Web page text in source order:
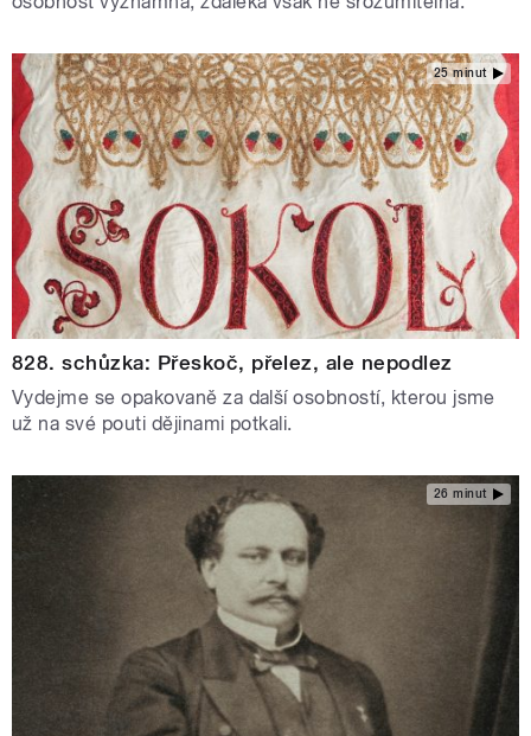
25 minut
828. schůzka: Přeskoč, přelez, ale nepodlez
Vydejme se opakovaně za další osobností, kterou jsme
už na své pouti dějinami potkali.
26 minut